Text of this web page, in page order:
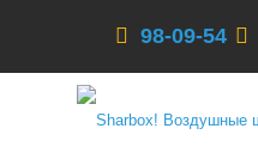
98-09-54